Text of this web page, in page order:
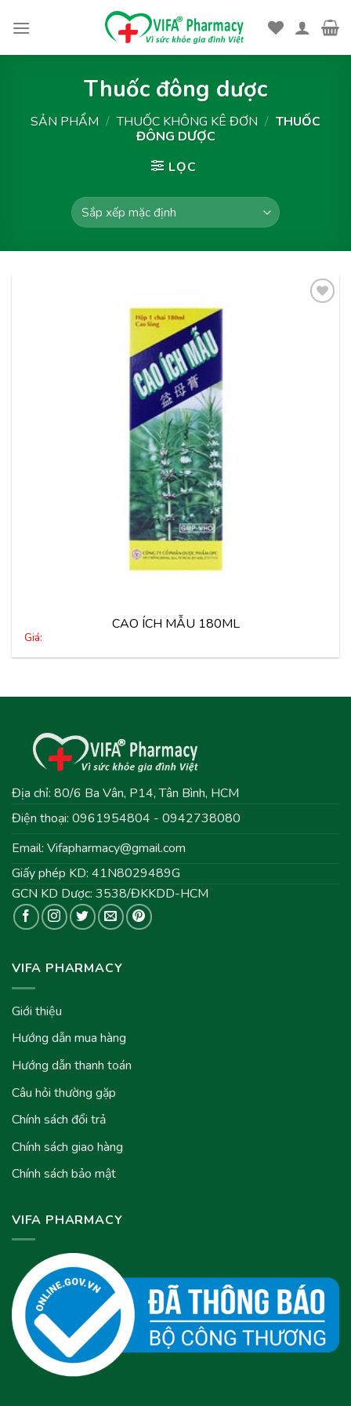
Thuốc đông dược
SẢN PHẨM / THUỐC KHÔNG KÊ ĐƠN / THUỐC
ĐÔNG DƯỢC
LỌC
CAO ÍCH MẪU 180ML
Giá:
Địa chỉ: 80/6 Ba Vân, P14, Tân Bình, HCM
Điện thoại: 0961954804 - 0942738080
Email: Vifapharmacy@gmail.com
Giấy phép KD: 41N8029489G
GCN KD Dược: 3538/ĐKKDD-HCM
VIFA PHARMACY
Giới thiệu
Hướng dẫn mua hàng
Hướng dẫn thanh toán
Câu hỏi thường gặp
Chính sách đổi trả
Chính sách giao hàng
Chính sách bảo mật
VIFA PHARMACY